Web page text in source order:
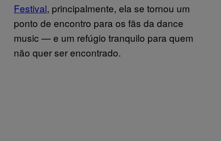
Festival, principalmente, ela se tornou um
ponto de encontro para os fãs da dance
music — e um refúgio tranquilo para quem
não quer ser encontrado.